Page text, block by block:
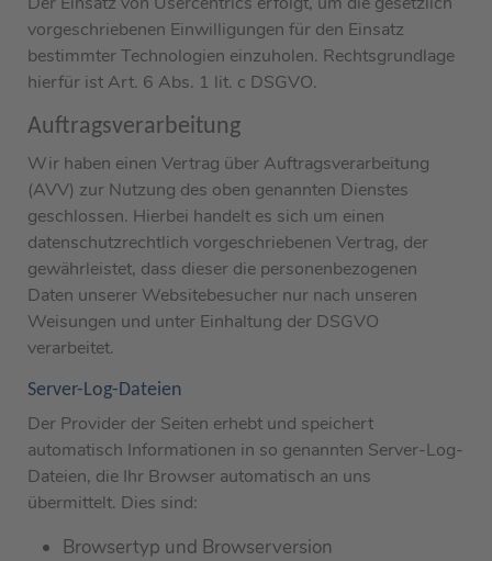
vorgeschriebenen Einwilligungen für den Einsatz
bestimmter Technologien einzuholen. Rechtsgrundlage
hierfür ist Art. 6 Abs. 1 lit. c DSGVO.
Auftragsverarbeitung
Wir haben einen Vertrag über Auftragsverarbeitung
(AVV) zur Nutzung des oben genannten Dienstes
geschlossen. Hierbei handelt es sich um einen
datenschutzrechtlich vorgeschriebenen Vertrag, der
gewährleistet, dass dieser die personenbezogenen
Daten unserer Websitebesucher nur nach unseren
Weisungen und unter Einhaltung der DSGVO
verarbeitet.
Server-Log-Dateien
Der Provider der Seiten erhebt und speichert
automatisch Informationen in so genannten Server-Log-
Dateien, die Ihr Browser automatisch an uns
übermittelt. Dies sind:
Browsertyp und Browserversion